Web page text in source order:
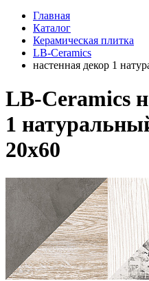
Главная
Каталог
Керамическая плитка
LB-Ceramics
настенная декор 1
LB-Ceramics
1
20х60